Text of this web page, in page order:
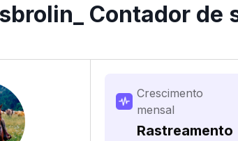
Contador
Crescimento
mensal
Rastreamento